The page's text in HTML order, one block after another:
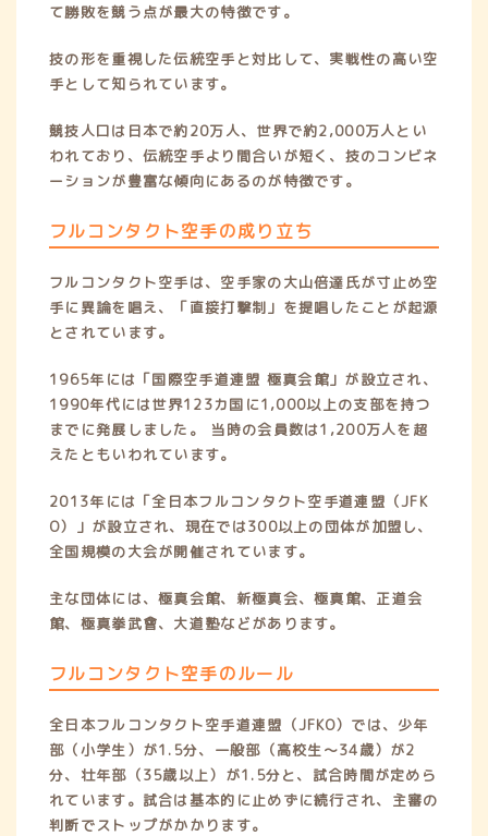
て勝敗を競う点が最大の特徴です。
技の形を重視した伝統空手と対比して、実戦性の高い空
手として知られています。
競技人口は日本で約20万人、世界で約2,000万人とい
われており、伝統空手より間合いが短く、技のコンビネ
ーションが豊富な傾向にあるのが特徴です。
フルコンタクト空手の成り立ち
フルコンタクト空手は、空手家の大山倍達氏が寸止め空
手に異論を唱え、「直接打撃制」を提唱したことが起源
とされています。
1965年には「国際空手道連盟 極真会館」が設立され、
1990年代には世界123カ国に1,000以上の支部を持つ
までに発展しました。 当時の会員数は1,200万人を超
えたともいわれています。
2013年には「全日本フルコンタクト空手道連盟（JFK
O）」が設立され、現在では300以上の団体が加盟し、
全国規模の大会が開催されています。
主な団体には、極真会館、新極真会、極真館、正道会
館、極真拳武會、大道塾などがあります。
フルコンタクト空手のルール
全日本フルコンタクト空手道連盟（JFKO）では、少年
部（小学生）が1.5分、一般部（高校生〜34歳）が2
分、壮年部（35歳以上）が1.5分と、試合時間が定めら
れています。試合は基本的に止めずに続行され、主審の
判断でストップがかかります。